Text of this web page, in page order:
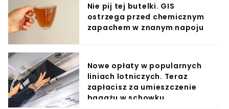
Nie pij tej butelki. GIS
ostrzega przed chemicznym
zapachem w znanym napoju
Nowe opłaty w popularnych
liniach lotniczych. Teraz
zapłacisz za umieszczenie
bagażu w schowku